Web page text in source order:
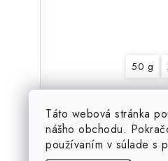
Táto webová stránka
nášho obchodu.
používaním v súlade s
50 g
od 23,99 €